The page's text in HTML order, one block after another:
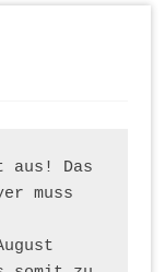
aus! Das
muss